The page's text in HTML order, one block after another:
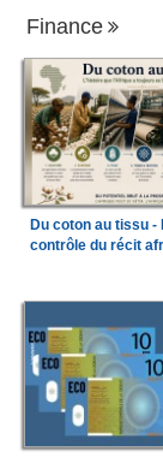
Finance
Du coton au tissu -
contrôle du récit